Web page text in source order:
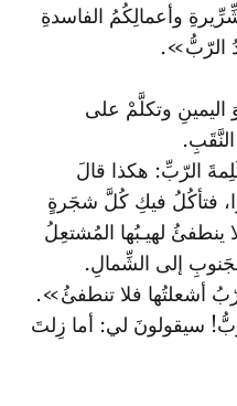
وأعمالِكُمُ الفاسدةِ
الرّبُّ».
اليمينِ وتكلَّمْ على
الرّبِّ: هكذا قالَ
فتأكُلُ فيكِ كُلَّ شجَرةٍ
لهيـبُها المُشتعِلُ
إلى الشِّمالِ.
أشعلتُها فلا تنطفئُ».
سيقولونَ لي: أما زِلتَ